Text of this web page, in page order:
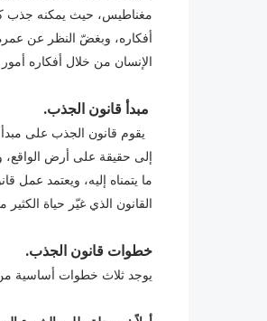
مغناطيس، حيث يمكنه جذب
أفكاره، وبغضّ النظر عن
الإنسان من خلال أفكاره
مبدأ قانون الجذب.
‏يقوم قانون الجذب على
إلى حقيقة على أرض الواقع،
ما يتمناه إليه، ويعتمد
القانون الذي غيّر حياة
خطوات قانون الجذب.
يوجد ثلاث خطوات أساسية